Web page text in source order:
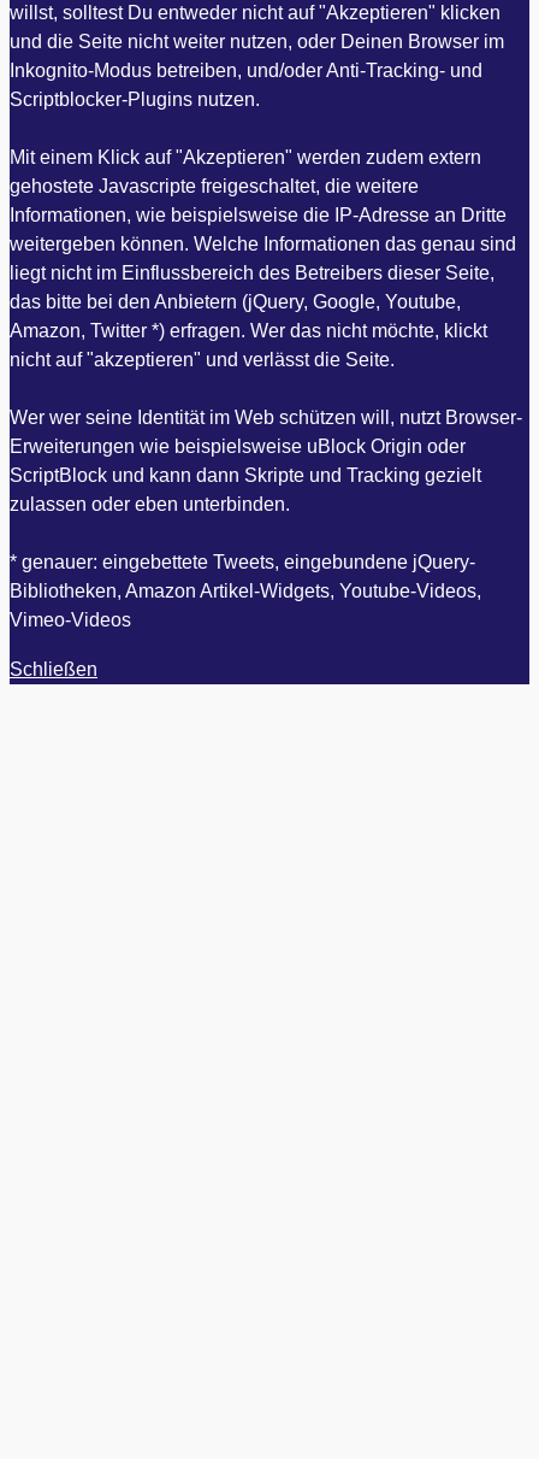
willst, solltest Du entweder nicht auf "Akzeptieren" klicken
und die Seite nicht weiter nutzen, oder Deinen Browser im
Inkognito-Modus betreiben, und/oder Anti-Tracking- und
Scriptblocker-Plugins nutzen.
Mit einem Klick auf "Akzeptieren" werden zudem extern
gehostete Javascripte freigeschaltet, die weitere
Informationen, wie beispielsweise die IP-Adresse an Dritte
weitergeben können. Welche Informationen das genau sind
liegt nicht im Einflussbereich des Betreibers dieser Seite,
das bitte bei den Anbietern (jQuery, Google, Youtube,
Amazon, Twitter *) erfragen. Wer das nicht möchte, klickt
nicht auf "akzeptieren" und verlässt die Seite.
Wer wer seine Identität im Web schützen will, nutzt Browser-
Erweiterungen wie beispielsweise uBlock Origin oder
ScriptBlock und kann dann Skripte und Tracking gezielt
zulassen oder eben unterbinden.
* genauer: eingebettete Tweets, eingebundene jQuery-
Bibliotheken, Amazon Artikel-Widgets, Youtube-Videos,
Vimeo-Videos
Schließen